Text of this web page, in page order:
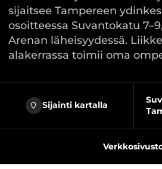
sijaitsee Tampereen
osoitteessa Suvantokatu
Arenan läheisyydessä.
alakerrassa toimii oma
Sijainti kartalla